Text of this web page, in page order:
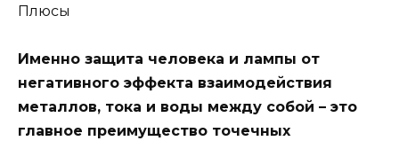
Плюсы
Именно защита человека и лампы от
негативного эффекта взаимодействия
металлов, тока и воды между собой – это
главное преимущество точечных